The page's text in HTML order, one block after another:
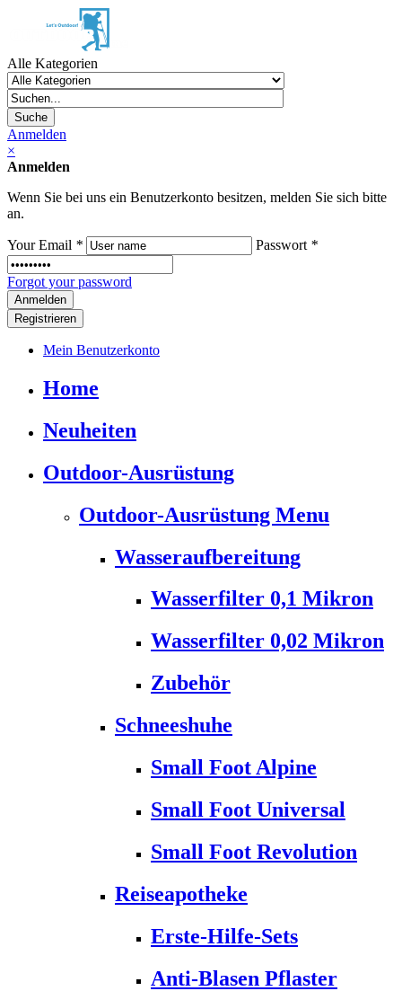
Alle Kategorien
Suche
Anmelden
×
Anmelden
Wenn Sie bei uns ein Benutzerkonto besitzen, melden Sie sich bitte
an.
Your Email * Passwort *
Forgot your password
Registrieren
Mein Benutzerkonto
Home
Neuheiten
Outdoor-Ausrüstung
Outdoor-Ausrüstung Menu
Wasseraufbereitung
Wasserfilter 0,1 Mikron
Wasserfilter 0,02 Mikron
Zubehör
Schneeshuhe
Small Foot Alpine
Small Foot Universal
Small Foot Revolution
Reiseapotheke
Erste-Hilfe-Sets
Anti-Blasen Pflaster